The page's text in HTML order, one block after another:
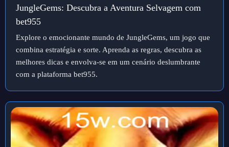
JungleGems: Descubra a Aventura Selvagem com
bet955
Explore o emocionante mundo de JungleGems, um jogo que
combina estratégia e sorte. Aprenda as regras, descubra as
melhores dicas e envolva-se em um cenário deslumbrante
com a plataforma bet955.